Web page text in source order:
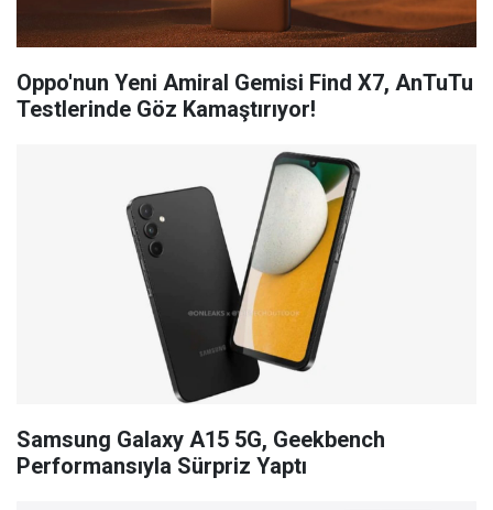
Oppo'nun Yeni Amiral Gemisi Find X7, AnTuTu
Testlerinde Göz Kamaştırıyor!
Samsung Galaxy A15 5G, Geekbench
Performansıyla Sürpriz Yaptı